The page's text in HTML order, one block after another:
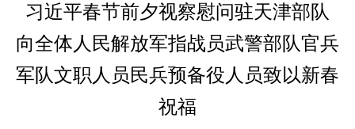
习近平春节前夕视察慰问驻天津部队
向全体人民解放军指战员武警部队官兵
军队文职人员民兵预备役人员致以新春
祝福